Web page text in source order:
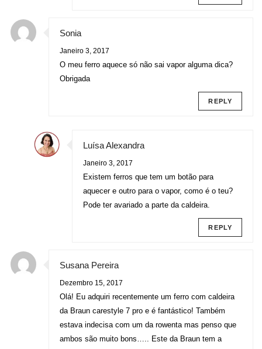
Sonia
Janeiro 3, 2017
O meu ferro aquece só não sai vapor alguma dica?
Obrigada
REPLY
Luísa Alexandra
Janeiro 3, 2017
Existem ferros que tem um botão para
aquecer e outro para o vapor, como é o teu?
Pode ter avariado a parte da caldeira.
REPLY
Susana Pereira
Dezembro 15, 2017
Olá! Eu adquiri recentemente um ferro com caldeira
da Braun carestyle 7 pro e é fantástico! Também
estava indecisa com um da rowenta mas penso que
ambos são muito bons….. Este da Braun tem a